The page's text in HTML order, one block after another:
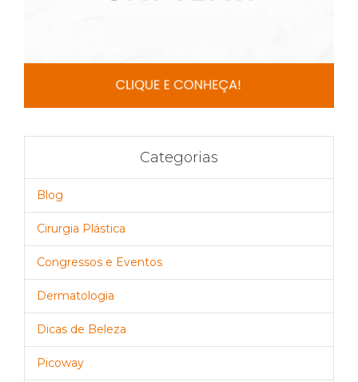
Categorias
Blog
Cirurgia Plástica
Congressos e Eventos
Dermatologia
Dicas de Beleza
Picoway